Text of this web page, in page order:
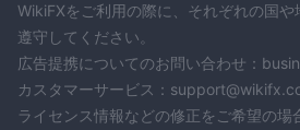
WikiFXをご利用の際に、それぞれの国
遵守してください。
広告提携についてのお問い合わせ：
カスタマーサービス：
ライセンス情報などの修正をご希望の場